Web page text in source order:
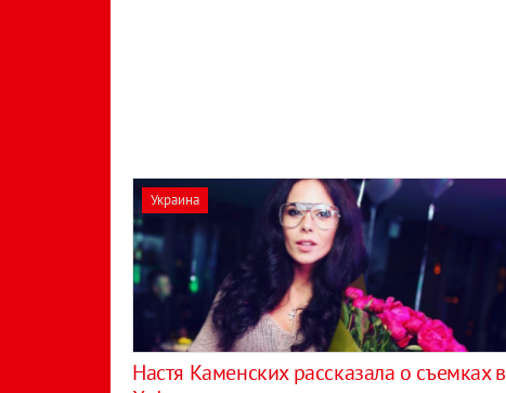
Украина
Настя Каменских рассказала о съемках в